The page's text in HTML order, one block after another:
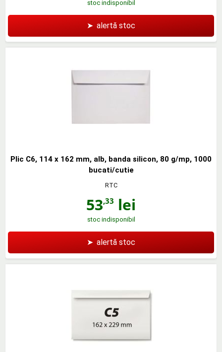
stoc indisponibil
➤ alertă stoc
Plic C6, 114 x 162 mm, alb, banda silicon, 80 g/mp, 1000
bucati/cutie
RTC
53,33 lei
stoc indisponibil
➤ alertă stoc